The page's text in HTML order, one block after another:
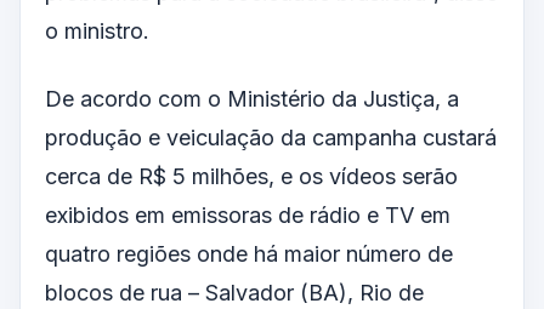
o ministro.
De acordo com o Ministério da Justiça, a
produção e veiculação da campanha custará
cerca de R$ 5 milhões, e os vídeos serão
exibidos em emissoras de rádio e TV em
quatro regiões onde há maior número de
blocos de rua – Salvador (BA), Rio de